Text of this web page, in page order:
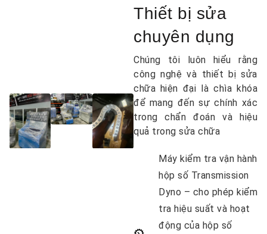
Thiết bị sửa
chuyên dụng
Chúng tôi luôn hiểu rằng
công nghệ và thiết bị sửa
chữa hiện đại là chìa khóa
để mang đến sự chính xác
trong chẩn đoán và hiệu
quả trong sửa chữa
Máy kiểm tra vận hành
hộp số Transmission
Dyno – cho phép kiểm
tra hiệu suất và hoạt
động của hộp số